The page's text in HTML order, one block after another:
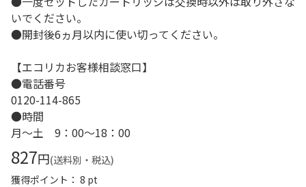
いでください。
●開封後6ヵ月以内に使い切ってください。
【エコリカお客様相談窓口】
●電話番号
0120-114-865
●時間
月～土 9：00～18：00
827円(送料別・税込)
獲得ポイント： 8 pt